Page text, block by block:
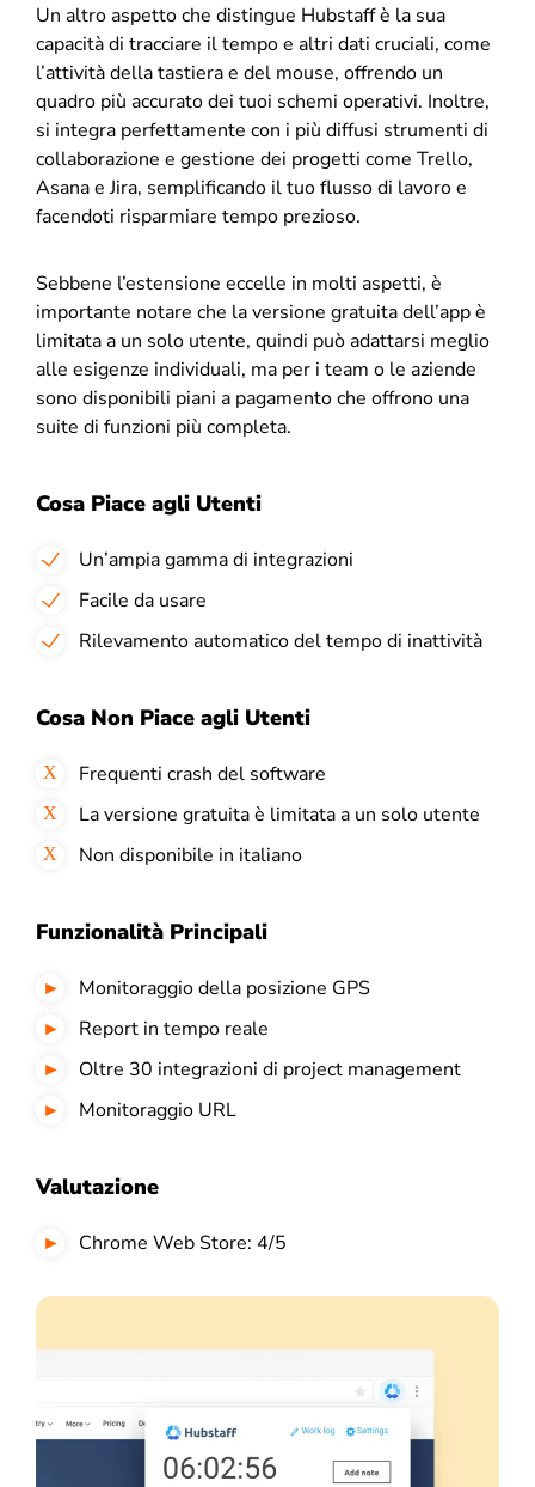
Un altro aspetto che distingue Hubstaff è la sua
capacità di tracciare il tempo e altri dati cruciali, come
l’attività della tastiera e del mouse, offrendo un
quadro più accurato dei tuoi schemi operativi. Inoltre,
si integra perfettamente con i più diffusi strumenti di
collaborazione e gestione dei progetti come Trello,
Asana e Jira, semplificando il tuo flusso di lavoro e
facendoti risparmiare tempo prezioso.
Sebbene l’estensione eccelle in molti aspetti, è
importante notare che la versione gratuita dell’app è
limitata a un solo utente, quindi può adattarsi meglio
alle esigenze individuali, ma per i team o le aziende
sono disponibili piani a pagamento che offrono una
suite di funzioni più completa.
Cosa Piace agli Utenti
Un’ampia gamma di integrazioni
Facile da usare
Rilevamento automatico del tempo di inattività
Cosa Non Piace agli Utenti
Frequenti crash del software
La versione gratuita è limitata a un solo utente
Non disponibile in italiano
Funzionalità Principali
Monitoraggio della posizione GPS
Report in tempo reale
Oltre 30 integrazioni di project management
Monitoraggio URL
Valutazione
Chrome Web Store: 4/5